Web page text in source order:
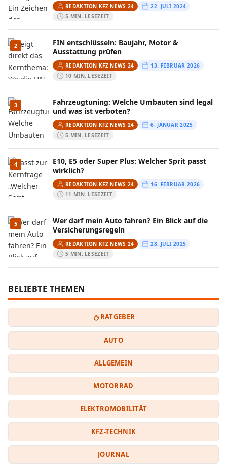
REDAKTION KFZ NEWS 24
22. JULI 2024
5 MIN. LESEZEIT
2
FIN entschlüsseln: Baujahr, Motor &
Ausstattung prüfen
REDAKTION KFZ NEWS 24
13. FEBRUAR 2026
10 MIN. LESEZEIT
3
Fahrzeugtuning: Welche Umbauten sind legal
und was ist verboten?
REDAKTION KFZ NEWS 24
6. JANUAR 2025
5 MIN. LESEZEIT
4
E10, E5 oder Super Plus: Welcher Sprit passt
wirklich?
REDAKTION KFZ NEWS 24
16. FEBRUAR 2026
11 MIN. LESEZEIT
5
Wer darf mein Auto fahren? Ein Blick auf die
Versicherungsregeln
REDAKTION KFZ NEWS 24
28. JULI 2025
5 MIN. LESEZEIT
BELIEBTE THEMEN
RATGEBER
AUTO
ALLGEMEIN
MOTORRAD
ELEKTROMOBILITÄT
KFZ-TECHNIK
JOURNAL